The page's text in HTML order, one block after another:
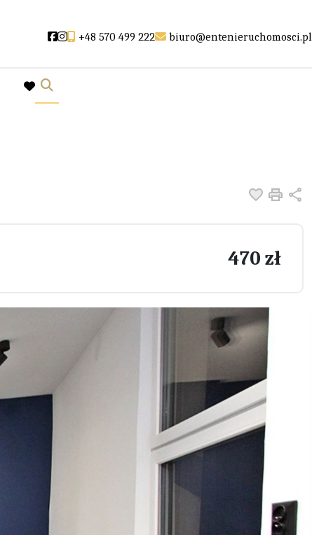
Social link
Social link
+48 570 499 222 biuro@entenieruchomosci.pl
favorite
Dodaj
470 zł